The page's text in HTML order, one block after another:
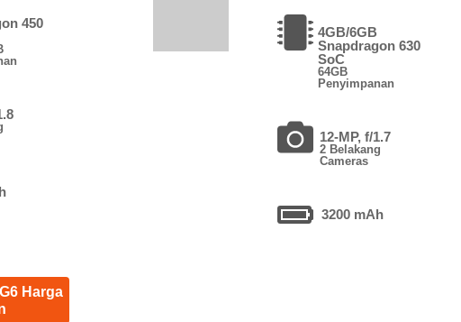
450
Harga
4GB/6GB
Snapdragon 630
SoC
64GB
Penyimpanan
12-MP, f/1.7
2 Belakang
Cameras
3200 mAh